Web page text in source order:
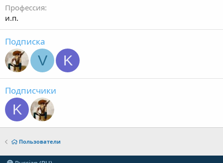
Профессия
и.п.
Подписка
V K
Подписчики
K
Пользователи